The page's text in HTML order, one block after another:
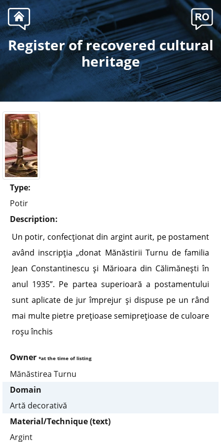
. Register of recovered cultural
heritage
Type:
Potir
Description:
Un potir, confecţionat din argint aurit, pe postament
având inscripţia „donat Mănăstirii Turnu de familia
Jean Constantinescu şi Mărioara din Călimăneşti în
anul 1935”. Pe partea superioară a postamentului
sunt aplicate de jur împrejur şi dispuse pe un rând
mai multe pietre preţioase semipreţioase de culoare
roşu închis
Owner *at the time of listing
Mănăstirea Turnu
Domain
Artă decorativă
Material/Technique (text)
Argint